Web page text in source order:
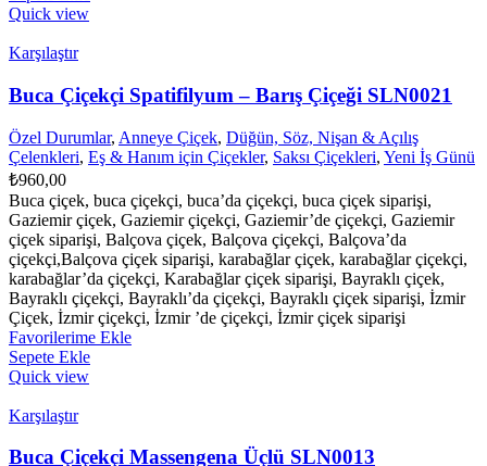
Quick view
Karşılaştır
Buca Çiçekçi Spatifilyum – Barış Çiçeği SLN0021
Özel Durumlar, Anneye Çiçek, Düğün, Söz, Nişan & Açılış
Çelenkleri, Eş & Hanım için Çiçekler, Saksı Çiçekleri, Yeni İş Günü
₺960,00
Buca çiçek, buca çiçekçi, buca’da çiçekçi, buca çiçek siparişi,
Gaziemir çiçek, Gaziemir çiçekçi, Gaziemir’de çiçekçi, Gaziemir
çiçek siparişi, Balçova çiçek, Balçova çiçekçi, Balçova’da
çiçekçi,Balçova çiçek siparişi, karabağlar çiçek, karabağlar çiçekçi,
karabağlar’da çiçekçi, Karabağlar çiçek siparişi, Bayraklı çiçek,
Bayraklı çiçekçi, Bayraklı’da çiçekçi, Bayraklı çiçek siparişi, İzmir
Çiçek, İzmir çiçekçi, İzmir ’de çiçekçi, İzmir çiçek siparişi
Favorilerime Ekle
Sepete Ekle
Quick view
Karşılaştır
Buca Çiçekçi Massengena Üçlü SLN0013